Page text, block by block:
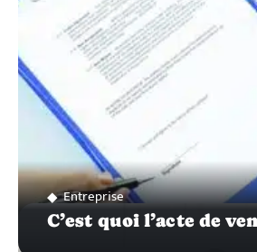
Entreprise
C’est quoi l’acte de